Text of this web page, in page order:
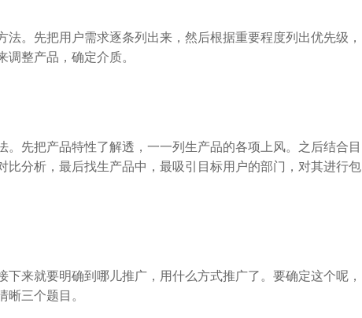
。先把用户需求逐条列出来，然后根据重要程度列出优先级，
整产品，确定介质。
。先把产品特性了解透，一一列生产品的各项上风。之后结合目
比分析，最后找生产品中，最吸引目标用户的部门，对其进行包
来就要明确到哪儿推广，用什么方式推广了。要确定这个呢，
晰三个题目。